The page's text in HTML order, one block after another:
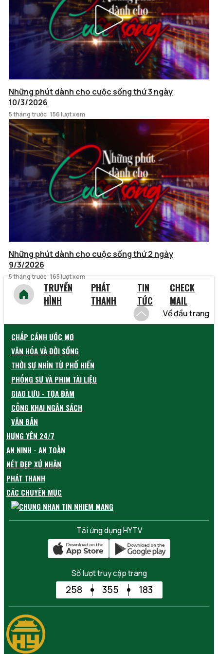
Những phút dành cho cuộc sống thứ 3 ngày
10/3/2026
5 tháng trước 156 lượt xem
Những phút dành cho cuộc sống thứ 2 ngày
9/3/2026
5 tháng trước 165 lượt xem
TRUYỀN
HÌNH
PHÁT
THANH
TIN
TỨC
CHECK
MAIL
Về đầu trang
CHẮP CÁNH ƯỚC MƠ
VĂN HÓA VÀ ĐỜI SỐNG
THỜI SỰ NHÌN TỪ PHỐ HIẾN
PHÓNG SỰ VÀ PHIM TÀI LIỆU
GIAO LƯU - TỌA ĐÀM
CÔNG KHAI NGÂN SÁCH
VĂN BẢN
HƯNG YÊN 24/7
AN NINH - AN TOÀN
NÉT ĐẸP XỨ NHÃN
PHÁT THANH
CÁC CHUYÊN MỤC
Tải ứng dụng HYTV
Số lượt truy cập trang
258 355 183